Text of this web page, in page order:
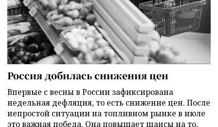
Россия добилась снижения цен
Впервые с весны в России зафиксирована
недельная дефляция, то есть снижение цен. После
непростой ситуации на топливном рынке в июле
это важная победа. Она повышает шансы на то,